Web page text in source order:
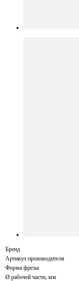
Бренд
Артикул производителя
Форма фрезы
Ø рабочей части, мм